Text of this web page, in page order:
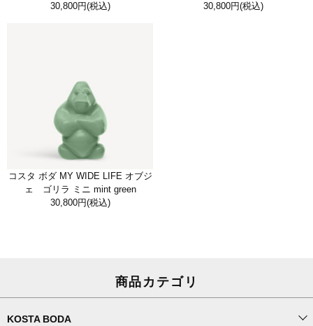
30,800円(税込)
30,800円(税込)
コスタ ボダ MY WIDE LIFE オブジ
ェ ゴリラ ミニ mint green
30,800円(税込)
商品カテゴリ
KOSTA BODA